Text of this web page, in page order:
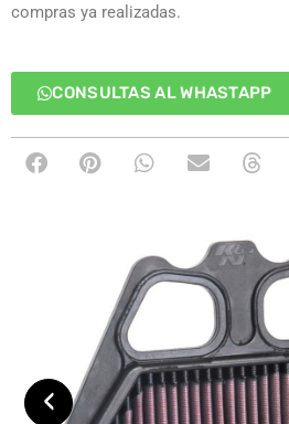
compras ya realizadas.
CONSULTAS AL WHASTAPP
‹